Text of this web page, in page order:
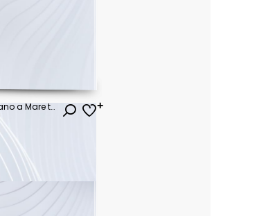
Spectacular spring cityscape of Polignano a Mare town, Puglia region, Italy, Europe. Colorful evening seascape of Adriatic sea. Traveling concept background..